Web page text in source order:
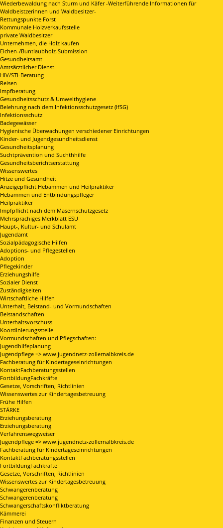
Wiederbewaldung nach Sturm und Käfer -Weiterführende Informationen für
Waldbeistzerinnen und Waldbesitzer-
Rettungspunkte Forst
Kommunale Holzverkaufsstelle
private Waldbesitzer
Unternehmen, die Holz kaufen
Eichen-/Buntlaubholz-Submission
Gesundheitsamt
Amtsärztlicher Dienst
HIV/STI-Beratung
Reisen
Impfberatung
Gesundheitsschutz & Umwelthygiene
Belehrung nach dem Infektionsschutzgesetz (IfSG)
Infektionsschutz
Badegewässer
Hygienische Überwachungen verschiedener Einrichtungen
Kinder- und Jugendgesundheitsdienst
Gesundheitsplanung
Suchtprävention und Suchthhilfe
Gesundheitsberichtserstattung
Wissenswertes
Hitze und Gesundheit
Anzeigepflicht Hebammen und Heilpraktiker
Hebammen und Entbindungspfleger
Heilpraktiker
Impfpflicht nach dem Masernschutzgesetz
Mehrsprachiges Merkblatt ESU
Haupt-, Kultur- und Schulamt
Jugendamt
Sozialpädagogische Hilfen
Adoptions- und Pflegestellen
Adoption
Pflegekinder
Erziehungshilfe
Sozialer Dienst
Zuständigkeiten
Wirtschaftliche Hilfen
Unterhalt, Beistand- und Vormundschaften
Beistandschaften
Unterhaltsvorschuss
Koordinierungsstelle
Vormundschaften und Pflegschaften:
Jugendhilfeplanung
Jugendpflege => www.jugendnetz-zollernalbkreis.de
Fachberatung für Kindertageseinrichtungen
KontaktFachberatungsstellen
FortbildungFachkräfte
Gesetze, Vorschriften, Richtlinien
Wissenswertes zur Kindertagesbetreuung
Frühe Hilfen
STÄRKE
Erziehungsberatung
Erziehungsberatung
Verfahrenswegweiser
Jugendpflege => www.jugendnetz-zollernalbkreis.de
Fachberatung für Kindertageseinrichtungen
KontaktFachberatungsstellen
FortbildungFachkräfte
Gesetze, Vorschriften, Richtlinien
Wissenswertes zur Kindertagesbetreuung
Schwangerenberatung
Schwangerenberatung
Schwangerschaftskonfliktberatung
Kämmerei
Finanzen und Steuern